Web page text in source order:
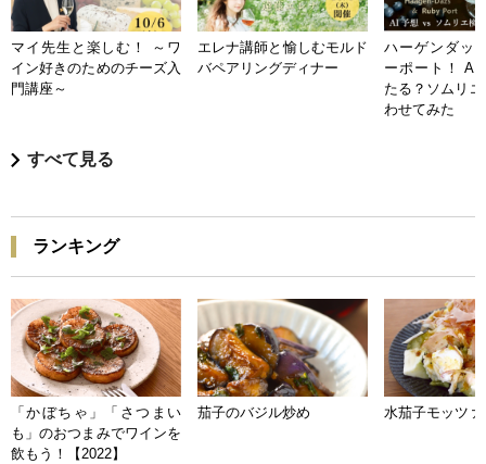
マイ先生と楽しむ！ ～ワ
イン好きのためのチーズ入
門講座～
エレナ講師と愉しむモルド
バペアリングディナー
ハーゲンダッ
ーポート！ AI
たる？ソムリ
わせてみた
すべて見る
ランキング
「かぼちゃ」「さつまい
も」のおつまみでワインを
飲もう！【2022】
茄子のバジル炒め 水茄子モッツァ